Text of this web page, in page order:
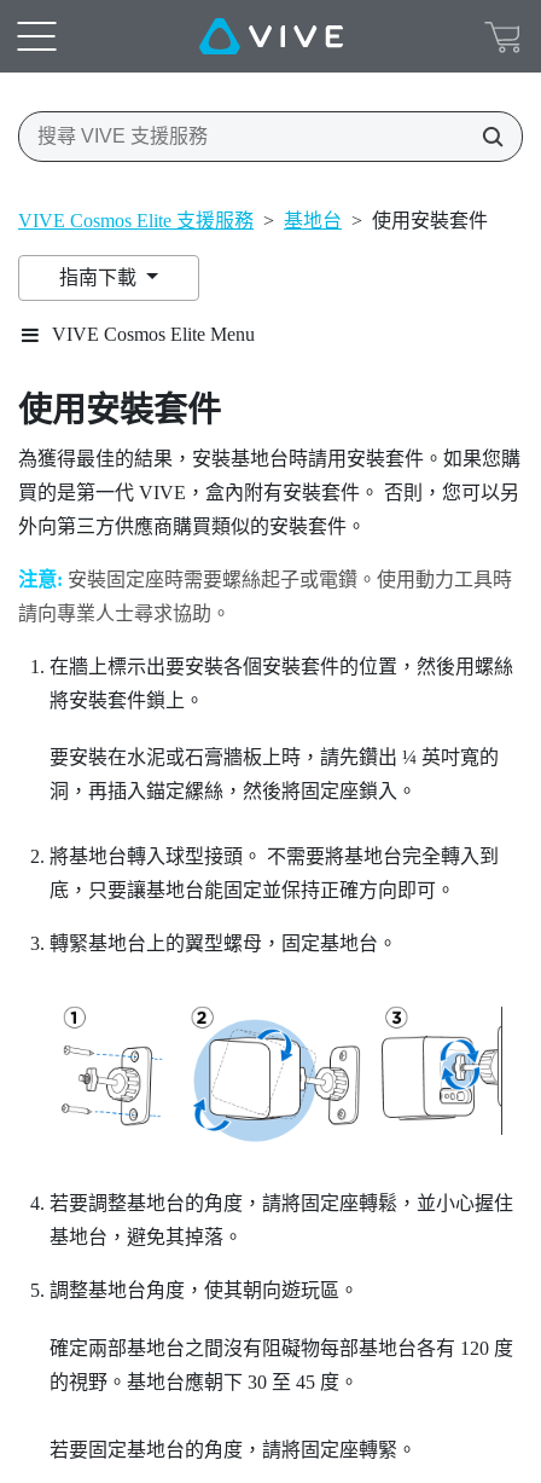
VIVE Cosmos Elite 支援服務 > 基地台 > 使用安裝套件
指南下載
VIVE Cosmos Elite Menu
使用安裝套件
為獲得最佳的結果，安裝基地台時請用安裝套件。如果您購
買的是第一代 VIVE ，盒內附有安裝套件。 否則，您可以另
外向第三方供應商購買類似的安裝套件。
注意: 安裝固定座時需要螺絲起子或電鑽。使用動力工具時
請向專業人士尋求協助。
在牆上標示出要安裝各個安裝套件的位置，然後用螺絲
將安裝套件鎖上。
要安裝在水泥或石膏牆板上時，請先鑽出 ¼ 英吋寬的
洞，再插入錨定縲絲，然後將固定座鎖入。
將基地台轉入球型接頭。 不需要將基地台完全轉入到
底，只要讓基地台能固定並保持正確方向即可。
轉緊基地台上的翼型螺母，固定基地台。
若要調整基地台的角度，請將固定座轉鬆，並小心握住
基地台，避免其掉落。
調整基地台角度，使其朝向遊玩區。
確定兩部基地台之間沒有阻礙物每部基地台各有 120 度
的視野。基地台應朝下 30 至 45 度。
若要固定基地台的角度，請將固定座轉緊。